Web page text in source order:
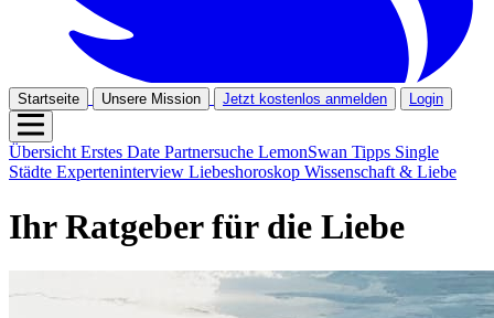
Startseite Unsere Mission Jetzt kostenlos anmelden Login
ÜbersichtErstes Date Partnersuche LemonSwan Tipps Single
Städte Experteninterview Liebeshoroskop Wissenschaft & Liebe
Ihr Ratgeber für die Liebe